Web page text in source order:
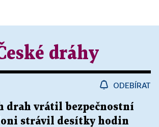
dráhy
ODEBÍRAT
drah vrátil bezpečnostní
strávil desítky hodin